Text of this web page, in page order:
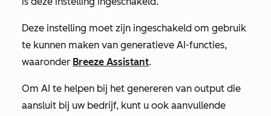
Deze instelling moet zijn ingeschakeld om gebruik
te kunnen maken van generatieve AI-functies,
waaronder Breeze Assistant.
Om AI te helpen bij het genereren van output die
aansluit bij uw bedrijf, kunt u ook aanvullende